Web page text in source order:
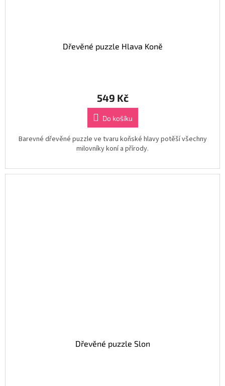
Dřevěné puzzle Hlava Koně
549 Kč
Do košíku
Barevné dřevěné puzzle ve tvaru koňské hlavy potěší všechny
milovníky koní a přírody.
Dřevěné puzzle Slon